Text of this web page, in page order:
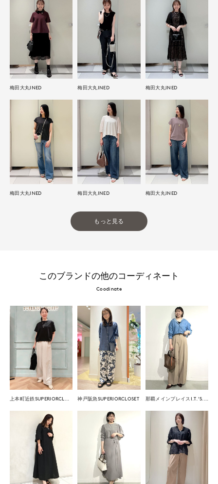
梅田大丸INED 梅田大丸INED 梅田大丸INED
梅田大丸INED 梅田大丸INED 梅田大丸INED
もっと見る
このブランドの他のコーディネート
Coodinate
神戸阪急SUPERIORCLOSET